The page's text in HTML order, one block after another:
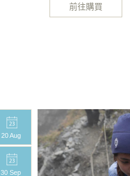
前往購買
20 Aug
30 Sep